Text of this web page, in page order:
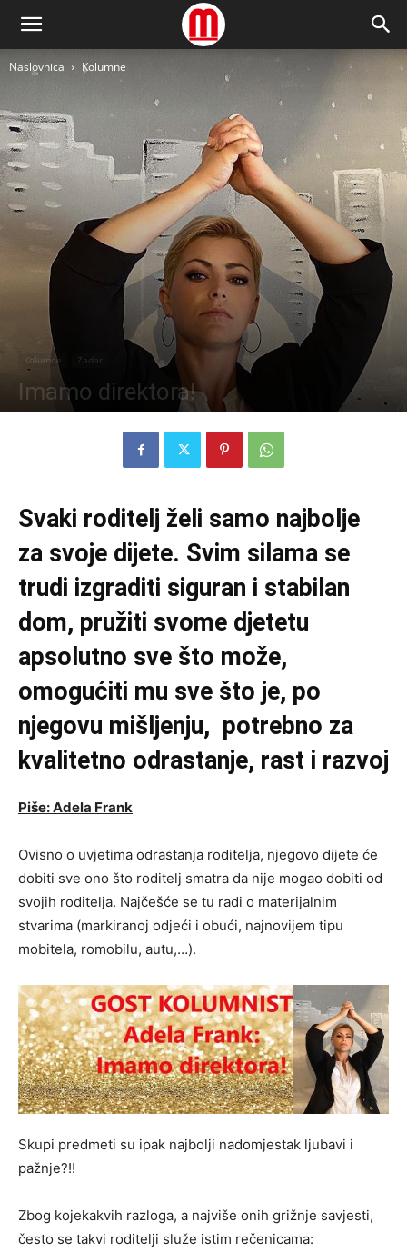
Naslovnica Kolumne
Kolumne Zadar
Imamo direktora!
Svaki roditelj želi samo najbolje
za svoje dijete. Svim silama se
trudi izgraditi siguran i stabilan
dom, pružiti svome djetetu
apsolutno sve što može,
omogućiti mu sve što je, po
njegovu mišljenju, potrebno za
kvalitetno odrastanje, rast i razvoj
Piše: Adela Frank
Ovisno o uvjetima odrastanja roditelja, njegovo dijete će
dobiti sve ono što roditelj smatra da nije mogao dobiti od
svojih roditelja. Najčešće se tu radi o materijalnim
stvarima (markiranoj odjeći i obući, najnovijem tipu
mobitela, romobilu, autu,…).
Skupi predmeti su ipak najbolji nadomjestak ljubavi i
pažnje?!!
Zbog kojekakvih razloga, a najviše onih grižnje savjesti,
često se takvi roditelji služe istim rečenicama: